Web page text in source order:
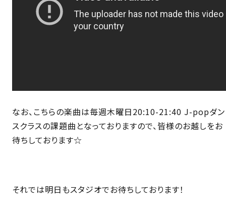
なお、こちらの楽曲は毎週木曜日20:10-21:40 J-popダン
スクラスの課題曲となっておりますので、皆様のお越しをお
待ちしております☆
それでは明日もスタジオでお待ちしております！